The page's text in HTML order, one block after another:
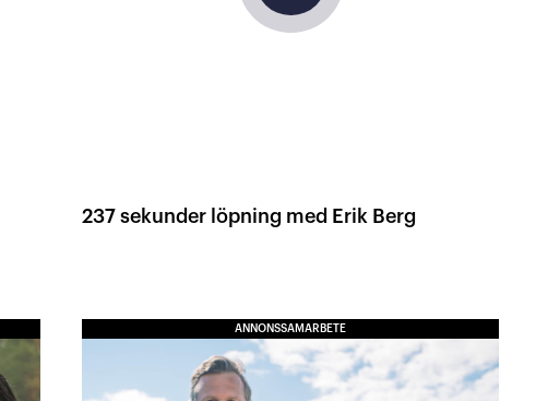
237 sekunder löpning med Erik Berg
ANNONSSAMARBETE